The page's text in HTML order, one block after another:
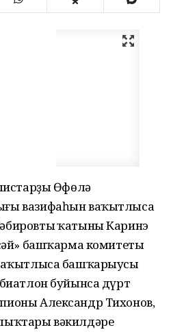
Өфөлә
вазифаһын ваҡытлыса
ҡатыны Каринэ
башҡарма комитеты
башҡарыусы
буйынса дүрт
Александр Тихонов,
вәкилдәре